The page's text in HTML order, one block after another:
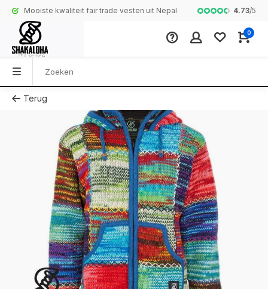
Mooiste kwaliteit fair trade vesten uit Nepal Complete
4.73/5
0
Terug